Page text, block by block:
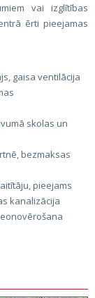
vai izglītības
ērti pieejamas
gaisa ventilācija
skolas un
bezmaksas
pieejams
kanalizācija